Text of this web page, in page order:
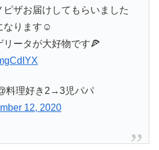
ザお届けしてもらいました
なります☺️
ータが大好物です🍕
料理好き2→3児パパ
12, 2020